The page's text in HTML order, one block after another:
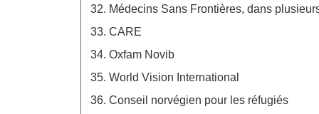
32. Médecins Sans Frontières, dans
33. CARE
34. Oxfam Novib
35. World Vision International
36. Conseil norvégien pour les réfugiés